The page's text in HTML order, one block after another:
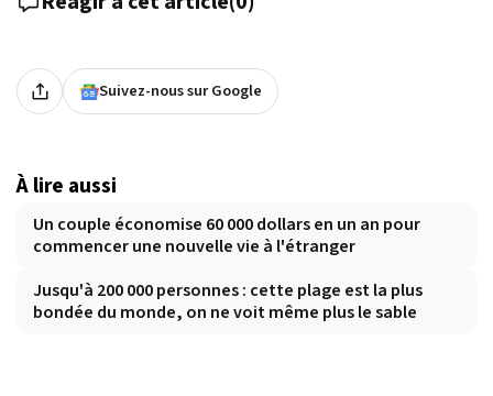
Suivez-nous sur Google
À lire aussi
Un couple économise 60 000 dollars en un an pour
commencer une nouvelle vie à l'étranger
Jusqu'à 200 000 personnes : cette plage est la plus
bondée du monde, on ne voit même plus le sable